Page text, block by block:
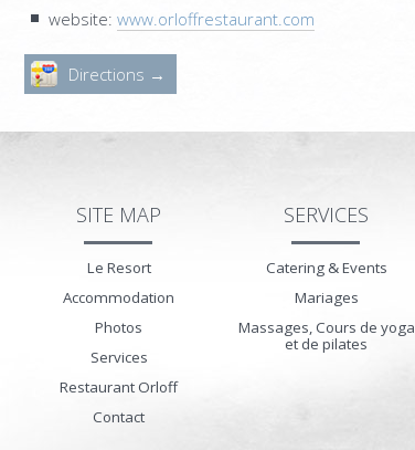
website:www.orloffrestaurant.com
Directions →
SITE MAP
Le Resort
Accommodation
Photos
Services
Restaurant Orloff
Contact
SERVICES
Catering & Events
Mariages
Massages, Cours de yoga
et de pilates